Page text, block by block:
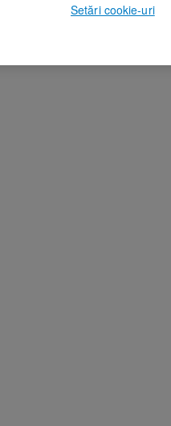
Setări cookie-uri